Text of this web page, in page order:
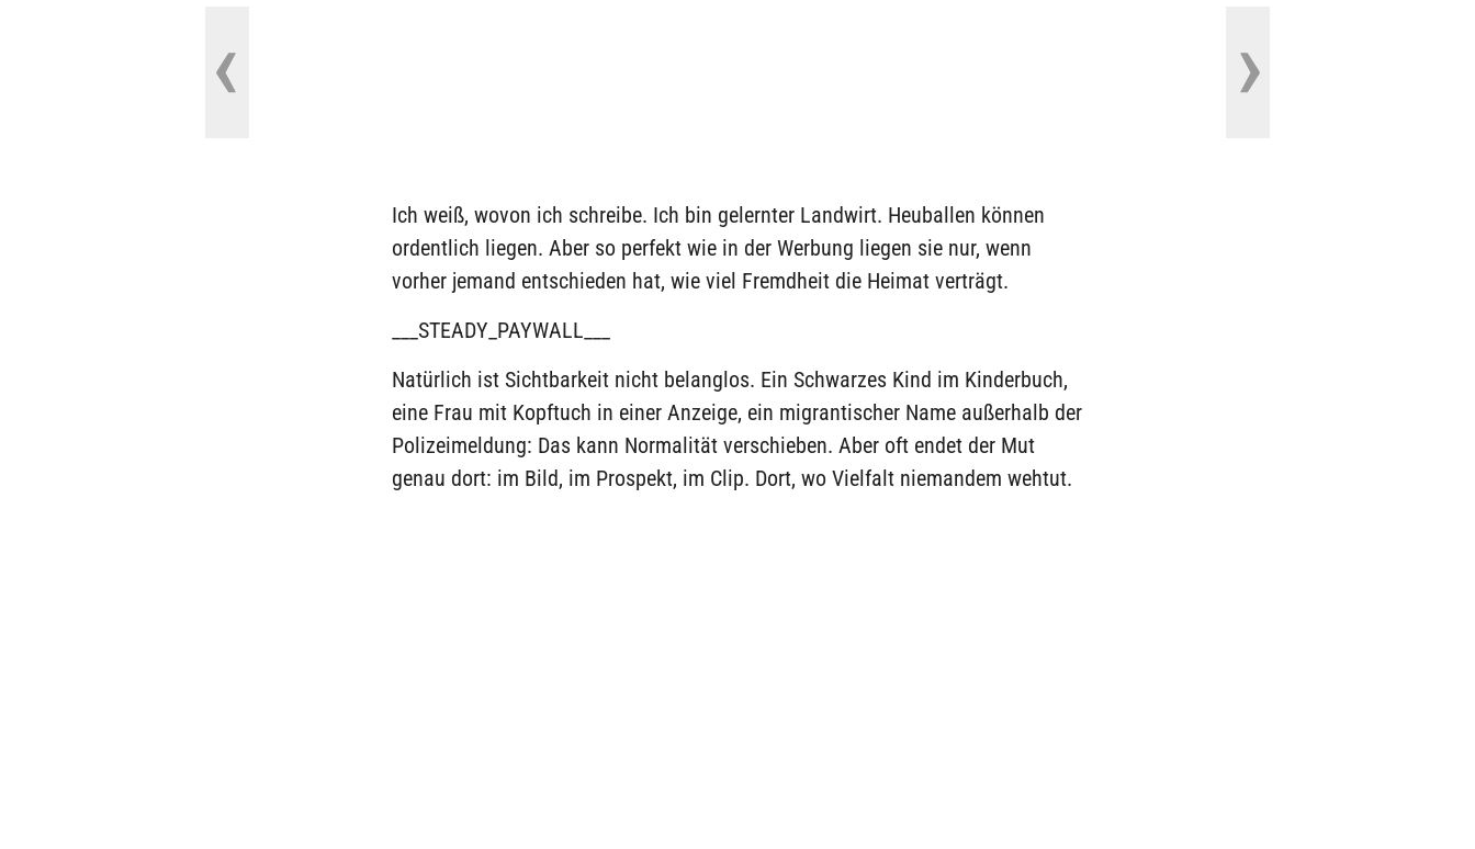
Ich weiß, wovon ich schreibe. Ich bin gelernter Landwirt. Heuballen können
ordentlich liegen. Aber so perfekt wie in der Werbung liegen sie nur, wenn
vorher jemand entschieden hat, wie viel Fremdheit die Heimat verträgt.
___STEADY_PAYWALL___
Natürlich ist Sichtbarkeit nicht belanglos. Ein Schwarzes Kind im Kinderbuch,
eine Frau mit Kopftuch in einer Anzeige, ein migrantischer Name außerhalb der
Polizeimeldung: Das kann Normalität verschieben. Aber oft endet der Mut
genau dort: im Bild, im Prospekt, im Clip. Dort, wo Vielfalt niemandem wehtut.